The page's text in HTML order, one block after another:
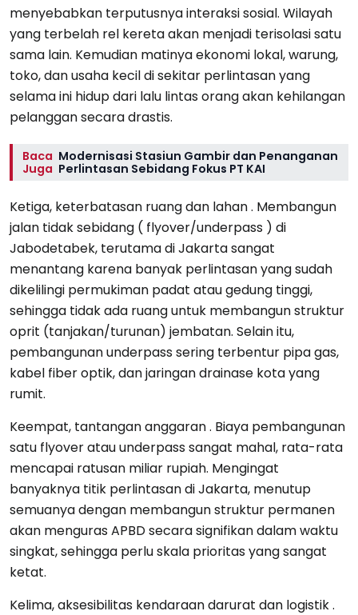
menyebabkan terputusnya interaksi sosial. Wilayah
yang terbelah rel kereta akan menjadi terisolasi satu
sama lain. Kemudian matinya ekonomi lokal, warung,
toko, dan usaha kecil di sekitar perlintasan yang
selama ini hidup dari lalu lintas orang akan kehilangan
pelanggan secara drastis.
Baca
Juga
Modernisasi Stasiun Gambir dan Penanganan
Perlintasan Sebidang Fokus PT KAI
Ketiga, keterbatasan ruang dan lahan . Membangun
jalan tidak sebidang ( flyover/underpass ) di
Jabodetabek, terutama di Jakarta sangat
menantang karena banyak perlintasan yang sudah
dikelilingi permukiman padat atau gedung tinggi,
sehingga tidak ada ruang untuk membangun struktur
oprit (tanjakan/turunan) jembatan. Selain itu,
pembangunan underpass sering terbentur pipa gas,
kabel fiber optik, dan jaringan drainase kota yang
rumit.
Keempat, tantangan anggaran . Biaya pembangunan
satu flyover atau underpass sangat mahal, rata-rata
mencapai ratusan miliar rupiah. Mengingat
banyaknya titik perlintasan di Jakarta, menutup
semuanya dengan membangun struktur permanen
akan menguras APBD secara signifikan dalam waktu
singkat, sehingga perlu skala prioritas yang sangat
ketat.
Kelima, aksesibilitas kendaraan darurat dan logistik .